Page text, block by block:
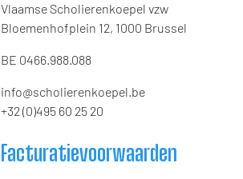
Vlaamse Scholierenkoepel vzw
Bloemenhofplein 12, 1000 Brussel
BE 0466.988.088
info@scholierenkoepel.be
+32 (0)495 60 25 20
Facturatievoorwaarden